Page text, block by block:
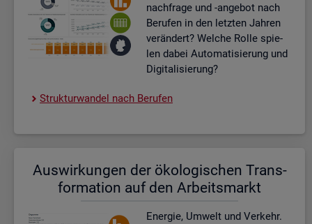
nach­fra­ge und -an­ge­bot nach
Be­ru­fen in den letz­ten Jah­ren
ver­än­dert? Wel­che Rolle spie­
len dabei Au­to­ma­ti­sie­rung und
Di­gi­ta­li­sie­rung?
Struk­tur­wan­del nach Be­ru­fen
Aus­wir­kun­gen der öko­lo­gi­schen Trans­
for­ma­ti­on auf den Ar­beits­markt
En­er­gie, Um­welt und Ver­kehr.